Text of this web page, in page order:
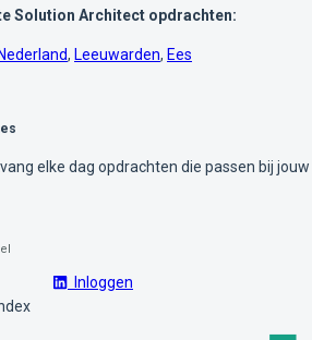
Solution Architect opdrachten:
Nederland, Leeuwarden, Ees
elke dag opdrachten die passen bij jouw
Inloggen